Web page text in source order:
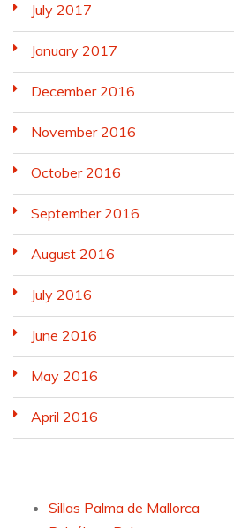
July 2017
January 2017
December 2016
November 2016
October 2016
September 2016
August 2016
July 2016
June 2016
May 2016
April 2016
Sillas Palma de Mallorca